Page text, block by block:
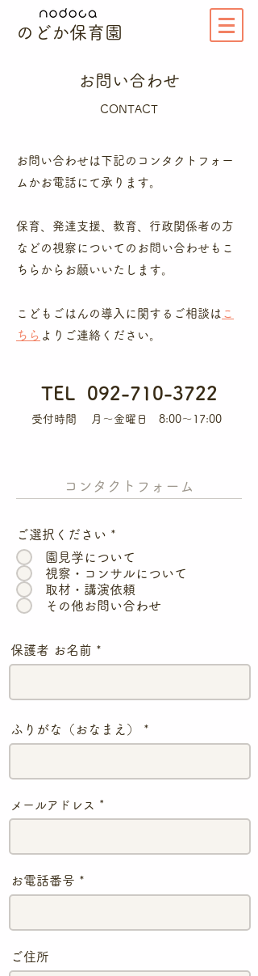
のどか保育園
お問い合わせ
CONTACT
お問い合わせは下記のコンタクトフォー
ムかお電話にて承ります。
保育、発達支援、教育、行政関係者の方
などの視察についてのお問い合わせもこ
ちらからお願いいたします。
​こどもごはんの導入に関するご相談は こ
ちら よりご連絡ください。
TEL 092-710-3722
受付時間 月〜金曜日 8:00〜17:00
​コンタクトフォーム
ご選択ください *
園見学について
視察・コンサルについて
取材・講演依頼
その他お問い合わせ
保護者 お名前
ふりがな（おなまえ）
メールアドレス
お電話番号
ご住所